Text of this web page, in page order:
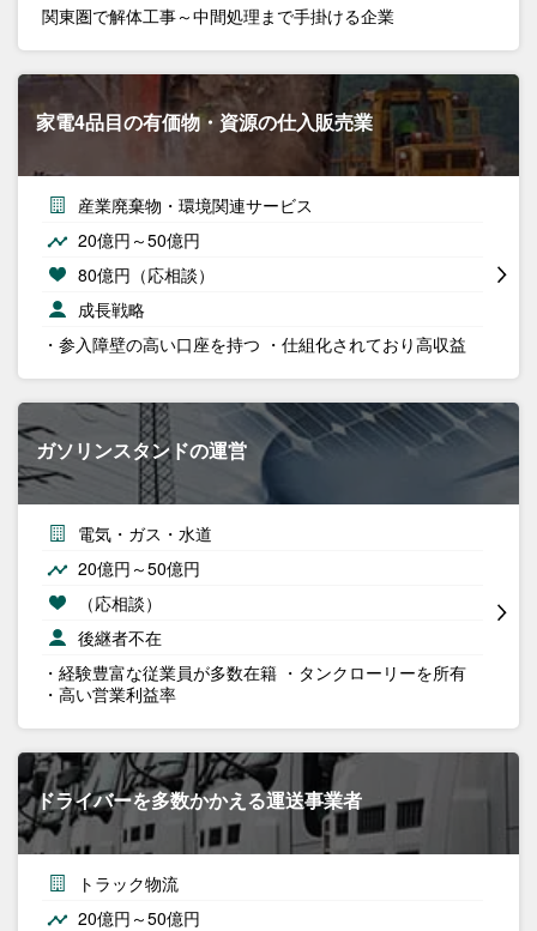
関東圏で解体工事～中間処理まで手掛ける企業
家電4品目の有価物・資源の仕入販売業
産業廃棄物・環境関連サービス
20億円～50億円
80億円（応相談）
成長戦略
・参入障壁の高い口座を持つ ・仕組化されており高収益
ガソリンスタンドの運営
電気・ガス・水道
20億円～50億円
（応相談）
後継者不在
・経験豊富な従業員が多数在籍 ・タンクローリーを所有
・高い営業利益率
ドライバーを多数かかえる運送事業者
トラック物流
20億円～50億円